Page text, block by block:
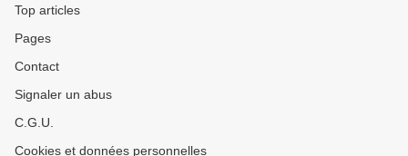
Top articles
Pages
Contact
Signaler un abus
C.G.U.
Cookies et données personnelles